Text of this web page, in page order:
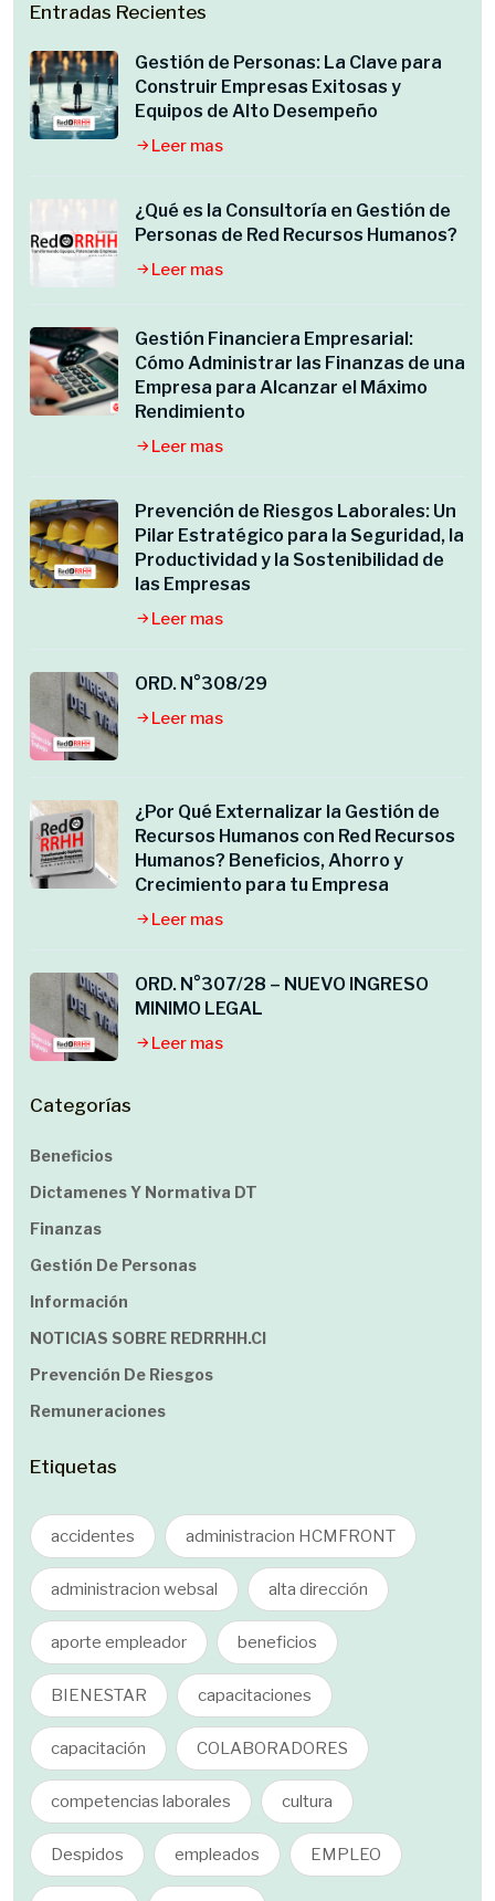
Entradas Recientes
Gestión de Personas: La Clave para
Construir Empresas Exitosas y
Equipos de Alto Desempeño
Leer mas
¿Qué es la Consultoría en Gestión de
Personas de Red Recursos Humanos?
Leer mas
Gestión Financiera Empresarial:
Cómo Administrar las Finanzas de una
Empresa para Alcanzar el Máximo
Rendimiento
Leer mas
Prevención de Riesgos Laborales: Un
Pilar Estratégico para la Seguridad, la
Productividad y la Sostenibilidad de
las Empresas
Leer mas
ORD. N°308/29
Leer mas
¿Por Qué Externalizar la Gestión de
Recursos Humanos con Red Recursos
Humanos? Beneficios, Ahorro y
Crecimiento para tu Empresa
Leer mas
ORD. N°307/28 – NUEVO INGRESO
MINIMO LEGAL
Leer mas
Categorías
Beneficios
Dictamenes Y Normativa DT
Finanzas
Gestión De Personas
Información
NOTICIAS SOBRE REDRRHH.cl
Prevención De Riesgos
Remuneraciones
Etiquetas
accidentes administracion HCMFRONT
administracion websal alta dirección
aporte empleador beneficios
BIENESTAR capacitaciones
capacitación COLABORADORES
competencias laborales cultura
Despidos empleados EMPLEO